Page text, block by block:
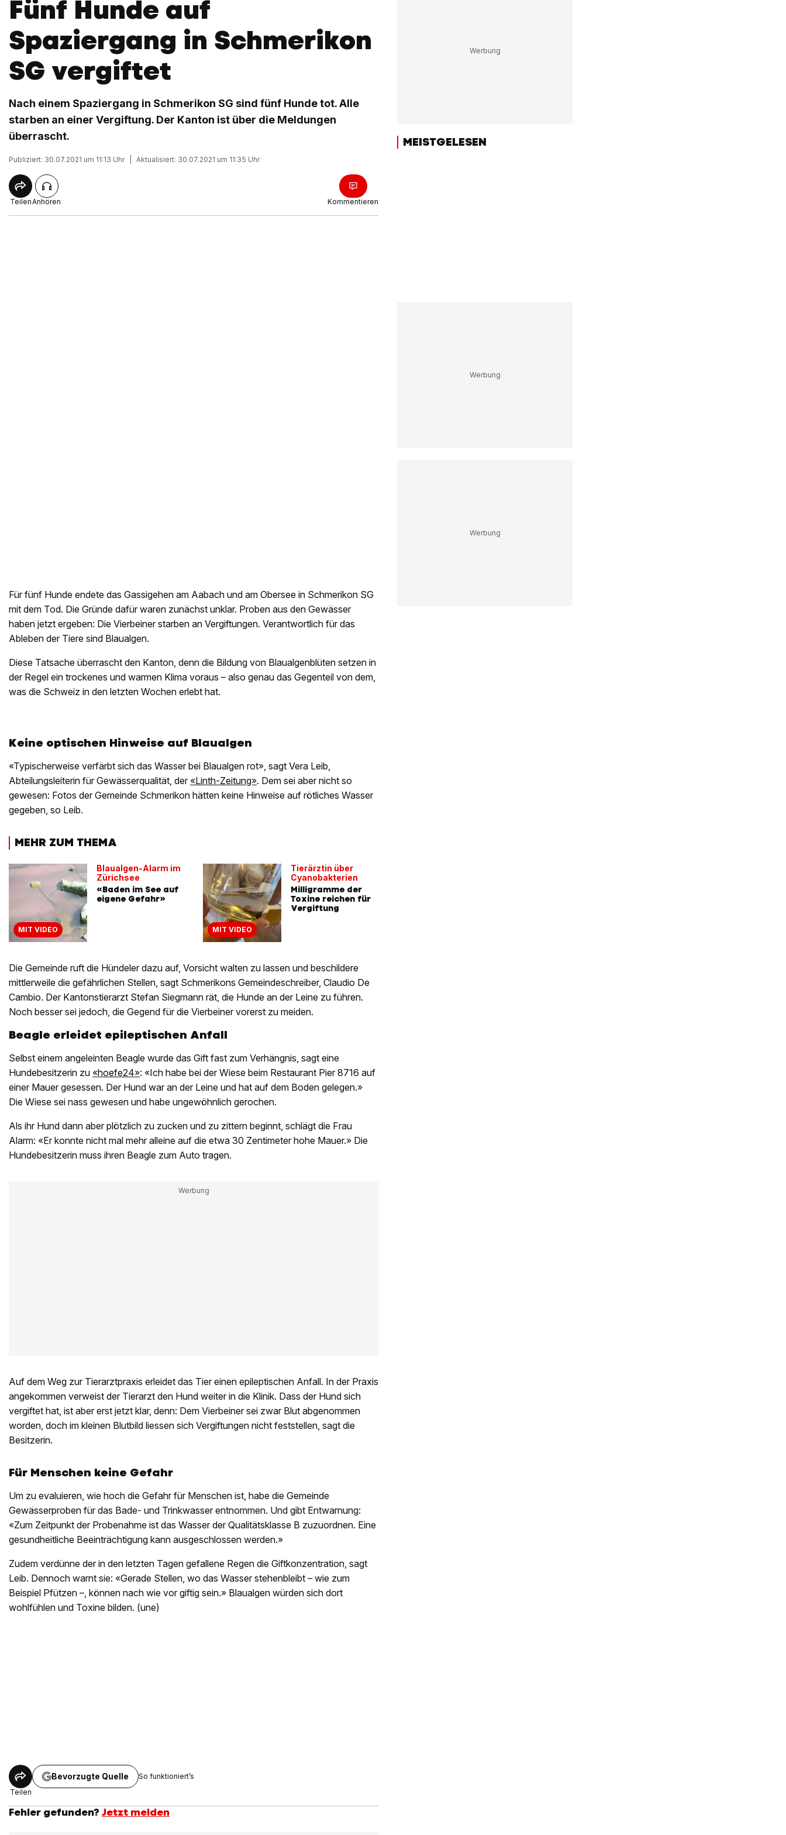
Fünf Hunde auf
Spaziergang in Schmerikon
SG vergiftet
Nach einem Spaziergang in Schmerikon SG sind fünf Hunde tot. Alle
starben an einer Vergiftung. Der Kanton ist über die Meldungen
überrascht.
Publiziert: 30.07.2021 um 11:13 Uhr Aktualisiert: 30.07.2021 um 11:35 Uhr
TeilenAnhören Kommentieren
Für fünf Hunde endete das Gassigehen am Aabach und am Obersee in Schmerikon SG
mit dem Tod. Die Gründe dafür waren zunächst unklar. Proben aus den Gewässer
haben jetzt ergeben: Die Vierbeiner starben an Vergiftungen. Verantwortlich für das
Ableben der Tiere sind Blaualgen.
Diese Tatsache überrascht den Kanton, denn die Bildung von Blaualgenblüten setzen in
der Regel ein trockenes und warmen Klima voraus – also genau das Gegenteil von dem,
was die Schweiz in den letzten Wochen erlebt hat.
Keine optischen Hinweise auf Blaualgen
«Typischerweise verfärbt sich das Wasser bei Blaualgen rot», sagt Vera Leib,
Abteilungsleiterin für Gewässerqualität, der «Linth-Zeitung». Dem sei aber nicht so
gewesen: Fotos der Gemeinde Schmerikon hätten keine Hinweise auf rötliches Wasser
gegeben, so Leib.
MEHR ZUM THEMA
MIT VIDEO
Blaualgen-Alarm im
Zürichsee
«Baden im See auf
eigene Gefahr»
MIT VIDEO
Tierärztin über
Cyanobakterien
Milligramme der
Toxine reichen für
Vergiftung
Die Gemeinde ruft die Hündeler dazu auf, Vorsicht walten zu lassen und beschildere
mittlerweile die gefährlichen Stellen, sagt Schmerikons Gemeindeschreiber, Claudio De
Cambio. Der Kantonstierarzt Stefan Siegmann rät, die Hunde an der Leine zu führen.
Noch besser sei jedoch, die Gegend für die Vierbeiner vorerst zu meiden.
Beagle erleidet epileptischen Anfall
Selbst einem angeleinten Beagle wurde das Gift fast zum Verhängnis, sagt eine
Hundebesitzerin zu «hoefe24»: «Ich habe bei der Wiese beim Restaurant Pier 8716 auf
einer Mauer gesessen. Der Hund war an der Leine und hat auf dem Boden gelegen.»
Die Wiese sei nass gewesen und habe ungewöhnlich gerochen.
Als ihr Hund dann aber plötzlich zu zucken und zu zittern beginnt, schlägt die Frau
Alarm: «Er konnte nicht mal mehr alleine auf die etwa 30 Zentimeter hohe Mauer.» Die
Hundebesitzerin muss ihren Beagle zum Auto tragen.
Auf dem Weg zur Tierarztpraxis erleidet das Tier einen epileptischen Anfall. In der Praxis
angekommen verweist der Tierarzt den Hund weiter in die Klinik. Dass der Hund sich
vergiftet hat, ist aber erst jetzt klar, denn: Dem Vierbeiner sei zwar Blut abgenommen
worden, doch im kleinen Blutbild liessen sich Vergiftungen nicht feststellen, sagt die
Besitzerin.
Für Menschen keine Gefahr
Um zu evaluieren, wie hoch die Gefahr für Menschen ist, habe die Gemeinde
Gewässerproben für das Bade- und Trinkwasser entnommen. Und gibt Entwarnung:
«Zum Zeitpunkt der Probenahme ist das Wasser der Qualitätsklasse B zuzuordnen. Eine
gesundheitliche Beeinträchtigung kann ausgeschlossen werden.»
Zudem verdünne der in den letzten Tagen gefallene Regen die Giftkonzentration, sagt
Leib. Dennoch warnt sie: «Gerade Stellen, wo das Wasser stehenbleibt – wie zum
Beispiel Pfützen –, können nach wie vor giftig sein.» Blaualgen würden sich dort
wohlfühlen und Toxine bilden. (une)
Teilen
Bevorzugte Quelle So funktioniert’s
Fehler gefunden? Jetzt melden
MEISTGELESEN